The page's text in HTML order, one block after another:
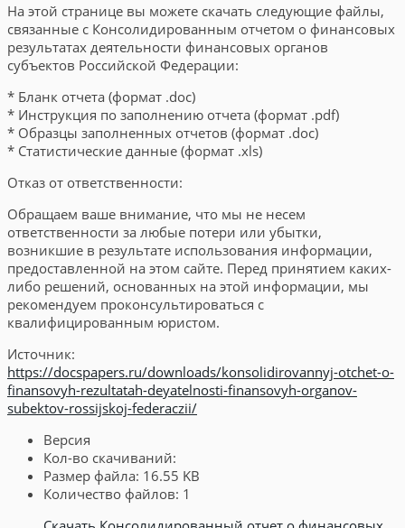
На этой странице вы можете скачать следующие файлы,
связанные с Консолидированным отчетом о финансовых
результатах деятельности финансовых органов
субъектов Российской Федерации:
* Бланк отчета (формат .doc)
* Инструкция по заполнению отчета (формат .pdf)
* Образцы заполненных отчетов (формат .doc)
* Статистические данные (формат .xls)
Отказ от ответственности:
Обращаем ваше внимание, что мы не несем
ответственности за любые потери или убытки,
возникшие в результате использования информации,
предоставленной на этом сайте. Перед принятием каких-
либо решений, основанных на этой информации, мы
рекомендуем проконсультироваться с
квалифицированным юристом.
Источник:
https://docspapers.ru/downloads/konsolidirovannyj-otchet-o-
finansovyh-rezultatah-deyatelnosti-finansovyh-organov-
subektov-rossijskoj-federaczii/
Версия
Кол-во скачиваний:
Размер файла: 16.55 KB
Количество файлов: 1